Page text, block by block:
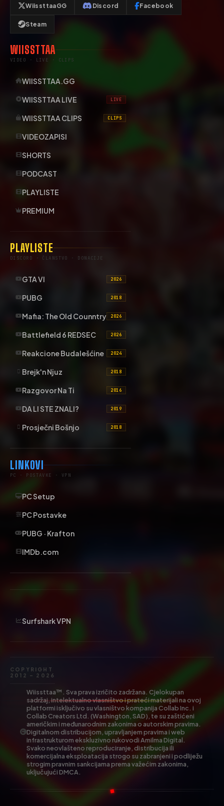
WiissttaaGG Discord Facebook
Steam
WIISSTTAA
VIDEO · LIVE · CLIPS
WIISSTTAA.GG
WIISSTTAA LIVE LIVE
WIISSTTAA CLIPS CLIPS
VIDEOZAPISI
SHORTS
PODCAST
PLAYLISTE
PREMIUM
PLAYLISTE
DISCORD · ČLANSTVO · DONACIJE
GTA VI 2026
PUBG 2018
Mafia: The Old Counntry 2026
Battlefield 6 REDSEC 2026
Reakcione Budalešćine 2024
Brejk'n Njuz 2018
Razgovor Na Ti 2016
DA LI STE ZNALI? 2019
Prosječni Bošnjo 2018
LINKOVI
PC · POSTAVKE · VPN
PC Setup
PC Postavke
PUBG · Krafton
IMDb.com
Surfshark VPN
COPYRIGHT
2012 – 2026
Wiissttaa™. Sva prava izričito zadržana. Cjelokupan
sadržaj, intelektualno vlasništvo i prateći materijali na ovoj
platformi isključivo su vlasništvo kompanija Collab Inc. i
Collab Creators Ltd. (Washington, SAD), te su zaštićeni
američkim i međunarodnim zakonima o autorskim pravima.
Digitalnom distribucijom, upravljanjem pravima i web
infrastrukturom ekskluzivno rukovodi Amilma Digital.
Svako neovlašteno reproduciranje, distribucija ili
komercijalna eksploatacija strogo su zabranjeni i podliježu
strogim pravnim sankcijama prema važećim zakonima,
uključujući DMCA.